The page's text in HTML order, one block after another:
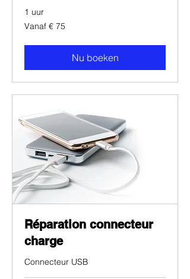
1 uur
Vanaf
75
Vanaf € 75
Nu boeken
Réparation connecteur
charge
Connecteur USB